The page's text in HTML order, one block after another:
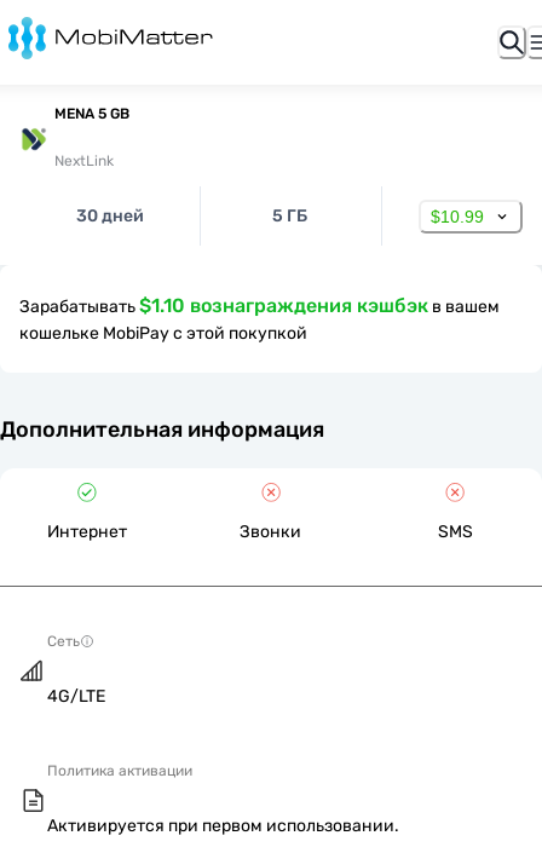
MENA 5 GB
NextLink
30 дней 5 ГБ $10.99
Зарабатывать$1.10 вознаграждения кэшбэк в вашем
кошельке MobiPay с этой покупкой
Дополнительная информация
Интернет Звонки SMS
Сеть
4G/LTE
Политика активации
Активируется при первом использовании.